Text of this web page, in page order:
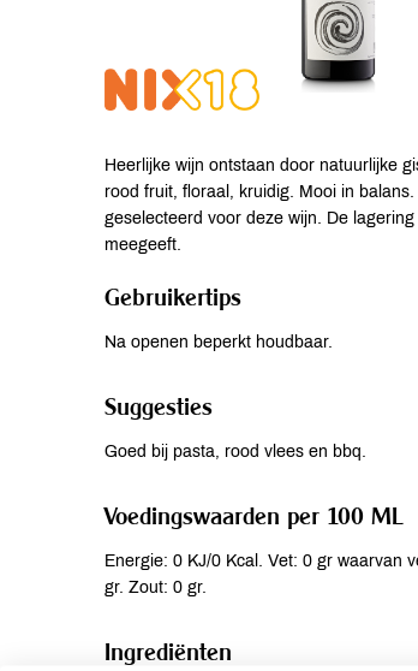
Heerlijke wijn ontstaan door natuurlijke
rood fruit, floraal, kruidig. Mooi in
geselecteerd voor deze wijn. De
meegeeft.
Gebruikertips
Na openen beperkt houdbaar.
Suggesties
Goed bij pasta, rood vlees en bbq.
Voedingswaarden per 100 ML
Energie: 0 KJ/0 Kcal. Vet: 0 gr waarvan
gr. Zout: 0 gr.
Ingrediënten